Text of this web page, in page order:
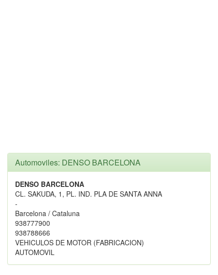
Automoviles: DENSO BARCELONA
DENSO BARCELONA
CL. SAKUDA, 1, PL. IND. PLA DE SANTA ANNA
-
Barcelona / Cataluna
938777900
938788666
VEHICULOS DE MOTOR (FABRICACION)
AUTOMOVIL